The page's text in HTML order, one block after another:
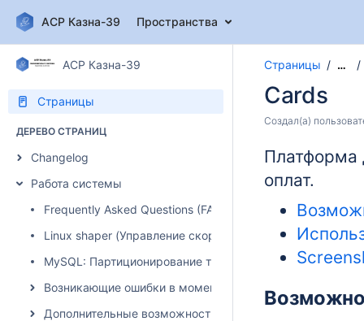
АСР Казна-39 Пространства
АСР Казна-39
Страницы
ДЕРЕВО СТРАНИЦ
Changelog
Работа системы
Frequently Asked Questions (FAQ)
Linux shaper (Управление скоростью)
MySQL: Партиционирование таблиц
Возникающие ошибки в момент авторизации абонента
Дополнительные возможности системы
Страницы …
Cards
Создал(а)
Платформа
оплат.